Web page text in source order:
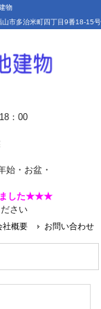
物
山市多治米町四丁目9番18-15号
：00
始・お盆・
ました★★★
さい
社概要 お問い合わせ